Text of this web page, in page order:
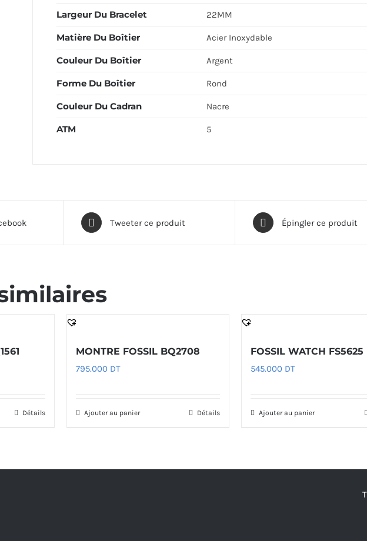
Largeur Du Bracelet 22MM
Matière Du Boîtier Acier Inoxydable
Couleur Du Boîtier Argent
Forme Du Boîtier Rond
Couleur Du Cadran Nacre
ATM 5
Tweeter ce produit Épingler ce produit
Détails
MONTRE FOSSIL BQ2708
795.000 DT
Ajouter au panier Détails
FOSSIL WATCH FS5625
545.000 DT
Ajouter au panier